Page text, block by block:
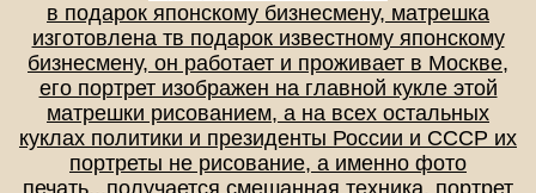
в подарок японскому бизнесмену, матрешка
изготовлена тв подарок известному японскому
бизнесмену, он работает и проживает в Москве,
его портрет изображен на главной кукле этой
матрешки рисованием, а на всех остальных
куклах политики и президенты России и СССР их
портреты не рисование, а именно фото